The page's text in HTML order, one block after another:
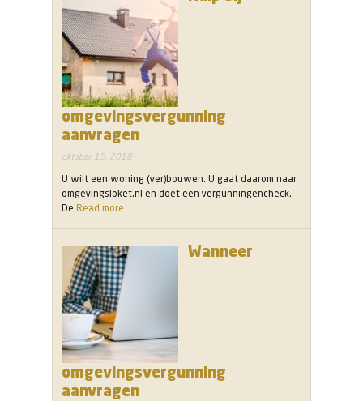
omgevingsvergunning
aanvragen
oktober 15, 2018
U wilt een woning (ver)bouwen. U gaat daarom naar
omgevingsloket.nl en doet een vergunningencheck.
De Read more
Wanneer
omgevingsvergunning
aanvragen